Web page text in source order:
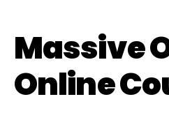
Massive
Online